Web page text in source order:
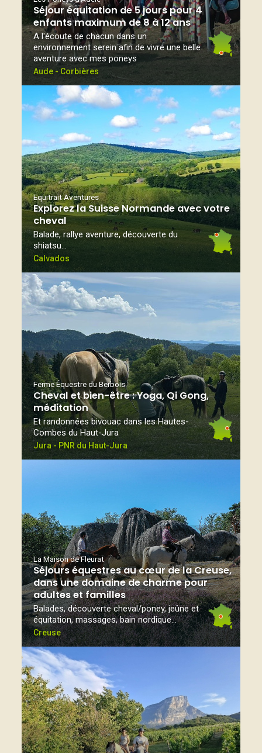
Séjour équitation de 5 jours pour 4
enfants maximum de 8 à 12 ans
A l'écoute de chacun dans un
environnement serein afin de vivre une belle
aventure avec mes poneys
Aude - Corbières
Equitrait Aventures
Explorez la Suisse Normande avec votre
cheval
Balade, rallye aventure, découverte du
shiatsu…
Calvados
Ferme Équestre du Berbois
Cheval et bien-être : Yoga, Qi Gong,
méditation
Et randonnées bivouac dans les Hautes-
Combes du Haut-Jura
Jura - PNR du Haut-Jura
La Maison de Fleurat
Séjours équestres au cœur de la Creuse,
dans une domaine de charme pour
adultes et familles
Balades, découverte cheval/poney, jeûne et
équitation, massages, bain nordique...
Creuse